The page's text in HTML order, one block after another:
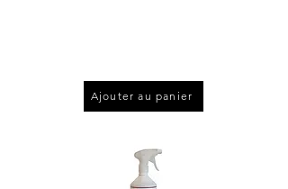
Ajouter au panier